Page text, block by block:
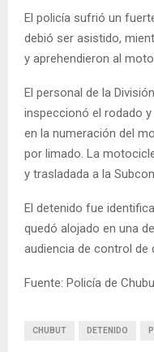
El policía sufrió un
debió ser asistido,
y aprehendieron al
El personal de la
inspeccionó el rodado
en la numeración del
por limado. La
y trasladada a la
El detenido fue
quedó alojado en una
audiencia de control de
Fuente: Policía de
CHUBUT DETENIDO